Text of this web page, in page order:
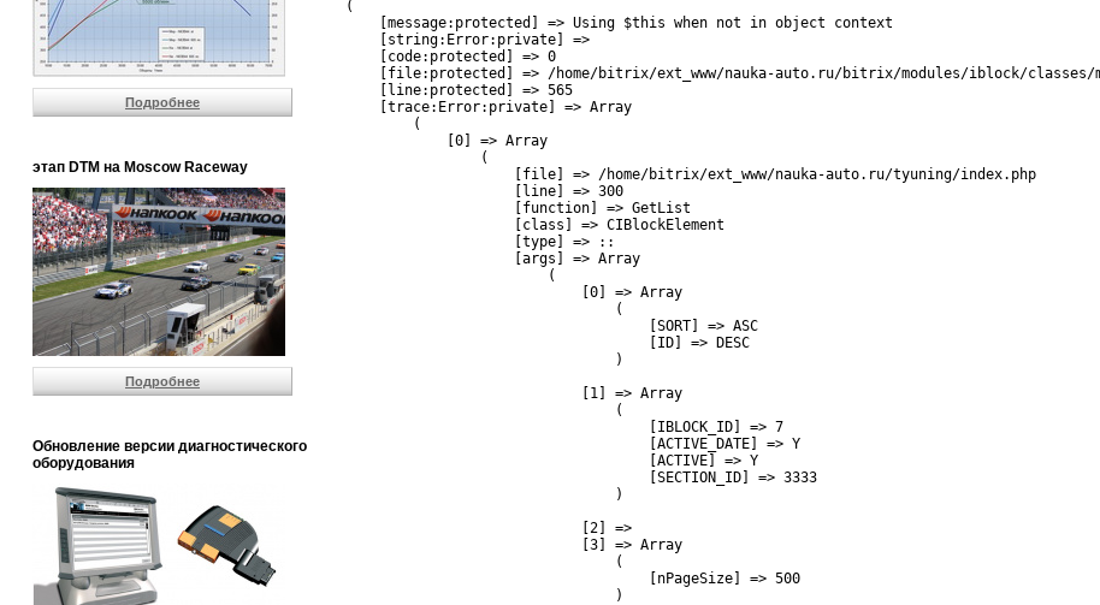
Подробнее
этап DTM на Moscow Raceway
Подробнее
Обновление версии диагностического
оборудования
(
    [message:protected] => Using $this when not in object context
    [string:Error:private] =>
    [code:protected] => 0
[file:protected] => /home/bitrix/ext_www/nauka-auto.ru/bitrix/modules/iblock/
    [line:protected] => 565
    [trace:Error:private] => Array
        (
            [0] => Array
                (
                    [file] => /home/bitrix/ext_www/nauka-auto.ru/tyuning/index.php
                    [line] => 300
                    [function] => GetList
                    [class] => CIBlockElement
                    [type] => ::
                    [args] => Array
                        (
                            [0] => Array
                                (
                                    [SORT] => ASC
                                    [ID] => DESC
                                )
                            [1] => Array
                                (
                                    [IBLOCK_ID] => 7
                                    [ACTIVE_DATE] => Y
                                    [ACTIVE] => Y
                                    [SECTION_ID] => 3333
                                )
                            [2] =>
                            [3] => Array
                                (
                                    [nPageSize] => 500
                                )